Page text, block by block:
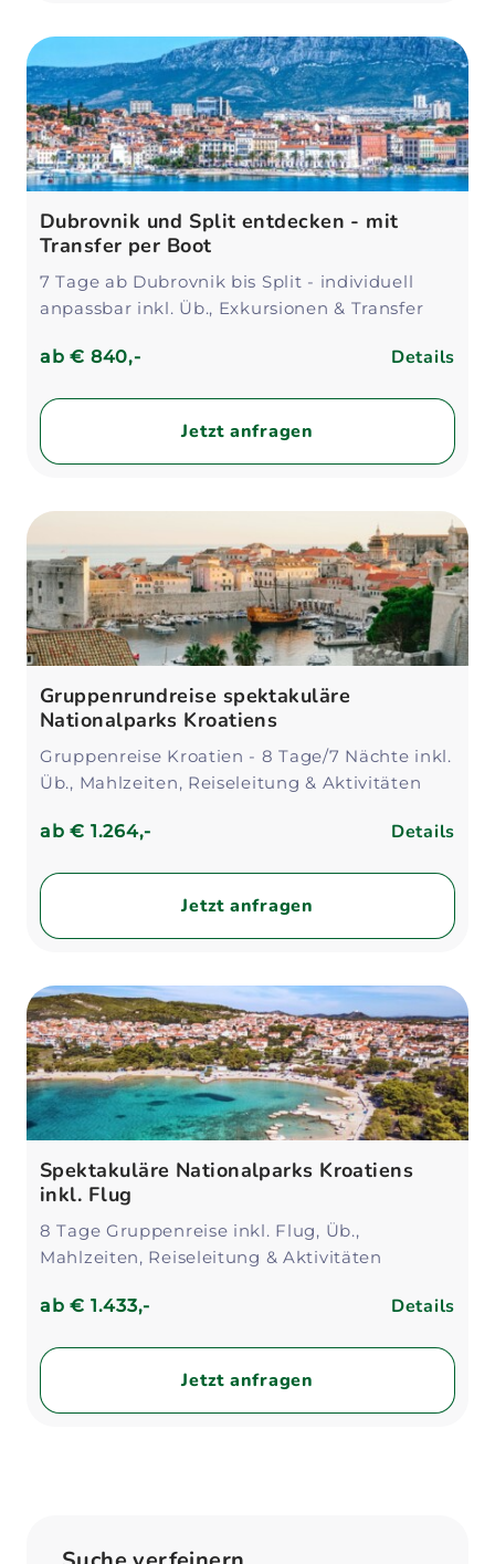
Dubrovnik und Split entdecken - mit
Transfer per Boot
7 Tage ab Dubrovnik bis Split - individuell
anpassbar inkl. Üb., Exkursionen & Transfer
ab€ 840,- Details
Jetzt anfragen
Gruppenrundreise spektakuläre
Nationalparks Kroatiens
Gruppenreise Kroatien - 8 Tage/7 Nächte inkl.
Üb., Mahlzeiten, Reiseleitung & Aktivitäten
ab€ 1.264,- Details
Jetzt anfragen
Spektakuläre Nationalparks Kroatiens
inkl. Flug
8 Tage Gruppenreise inkl. Flug, Üb.,
Mahlzeiten, Reiseleitung & Aktivitäten
ab€ 1.433,- Details
Jetzt anfragen